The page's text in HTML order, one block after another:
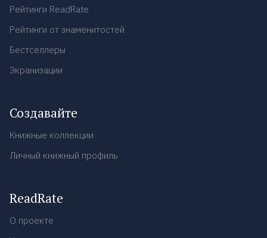
Рейтинги ReadRate
Рейтинги от знаменитостей
Бестселлеры
Экранизации
Создавайте
Книжные коллекции
Личный книжный профиль
ReadRate
О проекте